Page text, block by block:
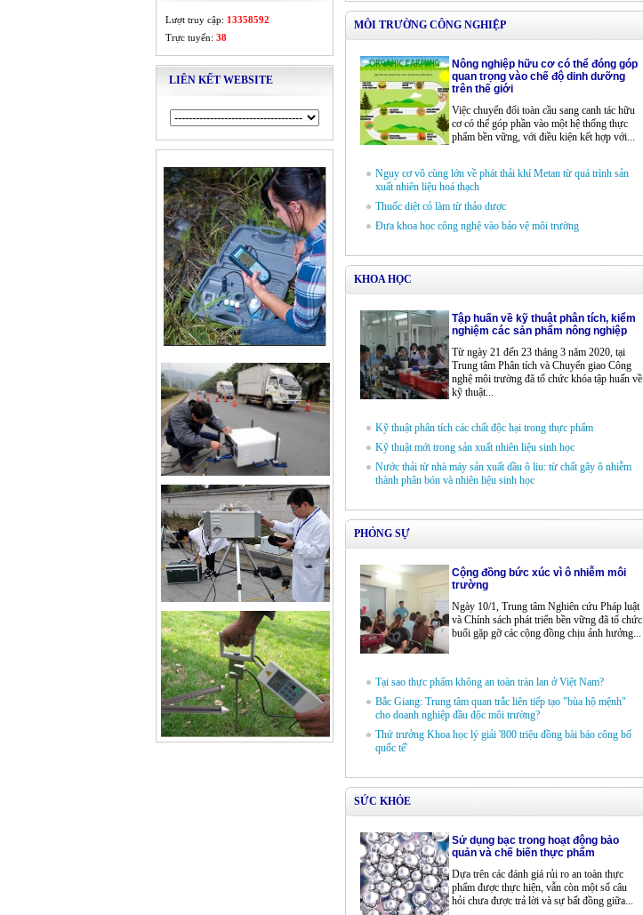
Lượt truy cập: 13358592
Trực tuyến: 38
LIÊN KẾT WEBSITE
MÔI TRƯỜNG CÔNG NGHIỆP
Nông nghiệp hữu cơ có thể đóng góp
quan trọng vào chế độ dinh dưỡng
trên thế giới
Việc chuyển đổi toàn cầu sang canh tác hữu
cơ có thể góp phần vào một hệ thống thực
phẩm bền vững, với điều kiện kết hợp với...
Nguy cơ vô cùng lớn về phát thải khí Metan từ quá trình sản
xuất nhiên liệu hoá thạch
Thuốc diệt cỏ làm từ thảo dược
Đưa khoa học công nghệ vào bảo vệ môi trường
KHOA HỌC
Tập huấn về kỹ thuật phân tích, kiểm
nghiệm các sản phẩm nông nghiệp
Từ ngày 21 đến 23 tháng 3 năm 2020, tại
Trung tâm Phân tích và Chuyển giao Công
nghệ môi trường đã tổ chức khóa tập huấn về
kỹ thuật...
Kỹ thuật phân tích các chất độc hại trong thực phẩm
Kỹ thuật mới trong sản xuất nhiên liệu sinh học
Nước thải từ nhà máy sản xuất dầu ô liu: từ chất gây ô nhiễm
thành phân bón và nhiên liệu sinh học
PHÓNG SỰ
Cộng đồng bức xúc vì ô nhiễm môi
trường
Ngày 10/1, Trung tâm Nghiên cứu Pháp luật
và Chính sách phát triển bền vững đã tổ chức
buổi gặp gỡ các cộng đồng chịu ảnh hưởng...
Tại sao thực phẩm không an toàn tràn lan ở Việt Nam?
Bắc Giang: Trung tâm quan trắc liên tiếp tạo "bùa hộ mệnh"
cho doanh nghiệp đầu độc môi trường?
Thứ trưởng Khoa học lý giải '800 triệu đồng bài báo công bố
quốc tế'
SỨC KHỎE
Sử dụng bạc trong hoạt động bảo
quản và chế biến thực phẩm
Dựa trên các đánh giá rủi ro an toàn thực
phẩm được thực hiện, vẫn còn một số câu
hỏi chưa được trả lời và sự bất đồng giữa...